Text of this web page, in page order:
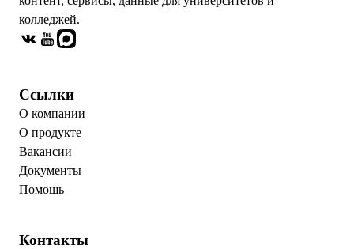
колледжей.
Ссылки
О компании
О продукте
Вакансии
Документы
Помощь
Контакты